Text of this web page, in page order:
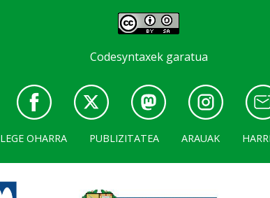
Codesyntaxek garatua
LEGE OHARRA PUBLIZITATEA ARAUAK